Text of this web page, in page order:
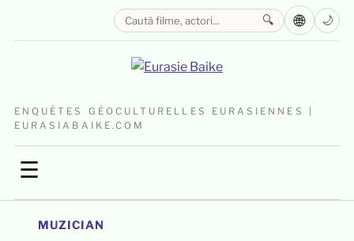
ENQUÊTES GÉOCULTURELLES EURASIENNES |
EURASIABAIKE.COM
☰
🔍 🌐 🌙
MUZICIAN